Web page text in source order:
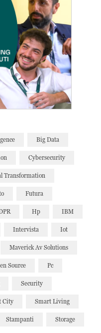
Big Data
Cybersecurity
Transformation
Futura
Hp IBM
Intervista Iot
Maverick Av Solutions
Source Pc
Security
City Smart Living
Stampanti Storage